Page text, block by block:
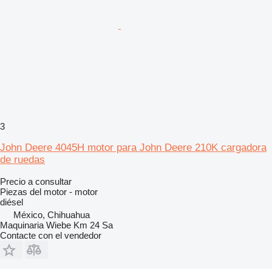
3
John Deere 4045H motor para John Deere 210K cargadora
de ruedas
Precio a consultar
Piezas del motor - motor
diésel
México, Chihuahua
Maquinaria Wiebe Km 24 Sa
Contacte con el vendedor